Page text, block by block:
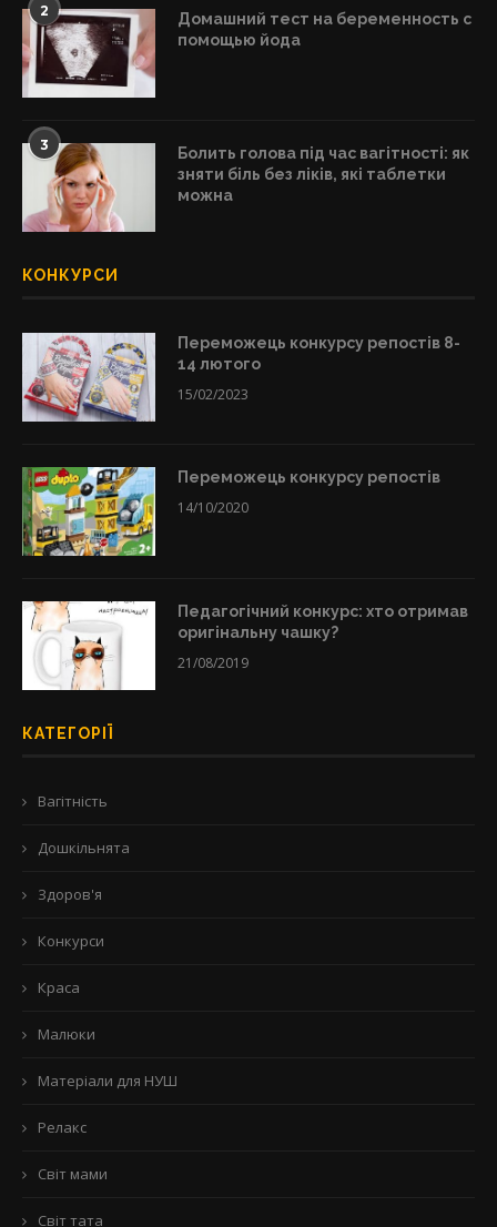
2
Домашний тест на беременность с
помощью йода
3
Болить голова під час вагітності: як
зняти біль без ліків, які таблетки
можна
КОНКУРСИ
Переможець конкурсу репостів 8-
14 лютого
15/02/2023
Переможець конкурсу репостів
14/10/2020
Педагогічний конкурс: хто отримав
оригінальну чашку?
21/08/2019
КАТЕГОРІЇ
Вагітність
Дошкільнята
Здоров'я
Конкурси
Краса
Малюки
Матеріали для НУШ
Релакс
Світ мами
Світ тата